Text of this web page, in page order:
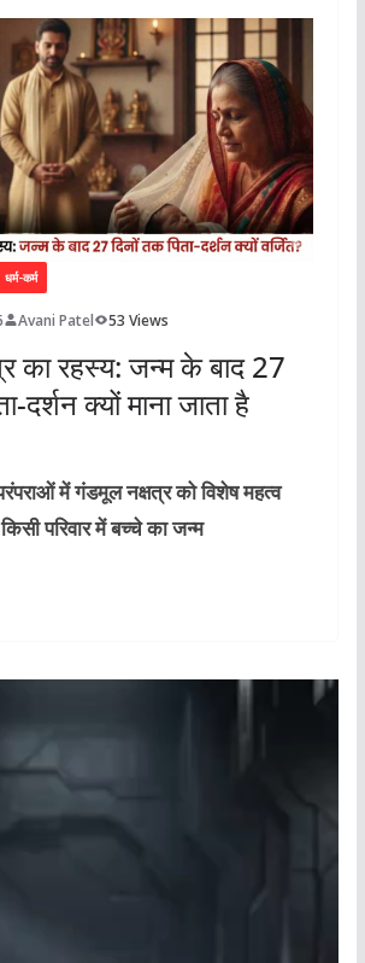
धर्म-कर्म
Avani Patel 53 Views
का रहस्य: जन्म के बाद 27
दर्शन क्यों माना जाता है
में गंडमूल नक्षत्र को विशेष महत्व
परिवार में बच्चे का जन्म